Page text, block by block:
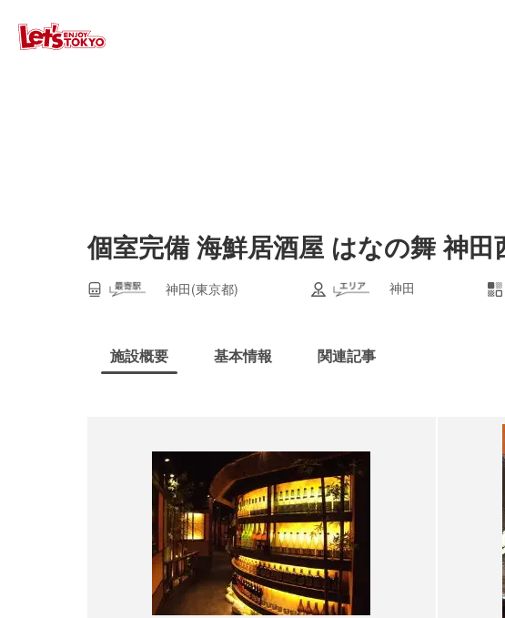
個室完備 海鮮居酒屋 はなの舞 神田
神田(東京都) 神田
施設概要 基本情報 関連記事